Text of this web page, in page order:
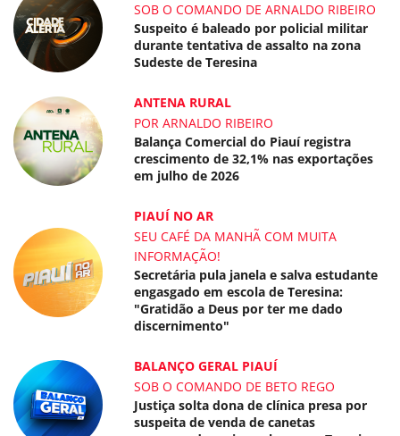
SOB O COMANDO DE ARNALDO RIBEIRO
Suspeito é baleado por policial militar
durante tentativa de assalto na zona
Sudeste de Teresina
ANTENA RURAL
POR ARNALDO RIBEIRO
Balança Comercial do Piauí registra
crescimento de 32,1% nas exportações
em julho de 2026
PIAUÍ NO AR
SEU CAFÉ DA MANHÃ COM MUITA
INFORMAÇÃO!
Secretária pula janela e salva estudante
engasgado em escola de Teresina:
"Gratidão a Deus por ter me dado
discernimento"
BALANÇO GERAL PIAUÍ
SOB O COMANDO DE BETO REGO
Justiça solta dona de clínica presa por
suspeita de venda de canetas